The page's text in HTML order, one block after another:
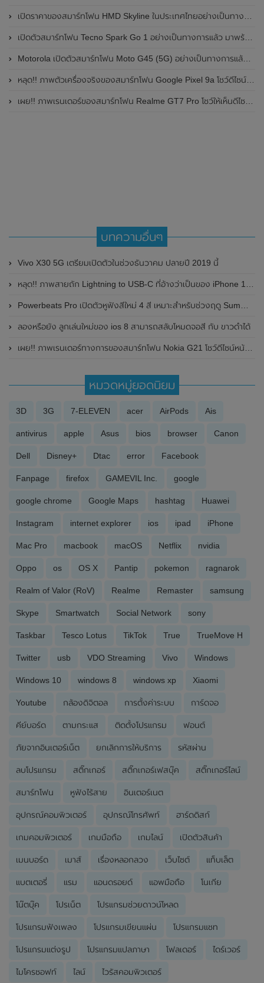
เปิดราคาของสมาร์ทโฟน HMD Skyline ในประเทศไทยอย่างเป็นทางการแล้ว ราคา 14,990 บาท
เปิดตัวสมาร์ทโฟน Tecno Spark Go 1 อย่างเป็นทางการแล้ว มาพร้อมหน้าจอแสดงผล LCD / 120Hz , แบตเตอรี่ 5,000mAh และใช้ชิปเซ็ต Unisoc
Motorola เปิดตัวสมาร์ทโฟน Moto G45 (5G) อย่างเป็นทางการแล้วในอินเดีย
หลุด!! ภาพตัวเครื่องจริงของสมาร์ทโฟน Google Pixel 9a โชว์ดีไซน์ใหม่ กล้องหลังแบนราบ ไม่มีกรอบของกล้องแล้ว
เผย!! ภาพเรนเดอร์ของสมาร์ทโฟน Realme GT7 Pro โชว์ให้เห็นดีไซน์ใหม่ พร้อมเผยรายละเอียดสเปกที่สำคัญบางส่วน
บทความอื่นๆ
Vivo X30 5G เตรียมเปิดตัวในช่วงธันวาคม ปลายปี 2019 นี้
หลุด!! ภาพสายถัก Lightning to USB-C ที่อ้างว่าเป็นของ iPhone 12 โชว์ให้เห็นกันแบบชัดๆ
Powerbeats Pro เปิดตัวหูฟังสีใหม่ 4 สี เหมาะสำหรับช่วงฤดู Summer นี้
ลองหรือยัง ลูกเล่นใหม่ของ ios 8 สามารถสลับโหมดจอสี กับ ขาวดำได้
เผย!! ภาพเรนเดอร์ทางการของสมาร์ทโฟน Nokia G21 โชว์ดีไซน์หน้าจอทรงหยดน้ำ , กล้องหลัง 3 ตัว และมาพร้อมชิปเซ็ต Unisoc T606
หมวดหมู่ยอดนิยม
3D 3G 7-ELEVEN acer AirPods Ais
antivirus apple Asus bios browser Canon
Dell Disney+ Dtac error Facebook
Fanpage firefox GAMEVIL Inc. google
google chrome Google Maps hashtag Huawei
Instagram internet explorer ios ipad iPhone
Mac Pro macbook macOS Netflix nvidia
Oppo os OS X Pantip pokemon ragnarok
Realm of Valor (RoV) Realme Remaster samsung
Skype Smartwatch Social Network sony
Taskbar Tesco Lotus TikTok True TrueMove H
Twitter usb VDO Streaming Vivo Windows
Windows 10 windows 8 windows xp Xiaomi
Youtube กล้องดิจิตอล การตั้งค่าระบบ การ์ดจอ
คีย์บอร์ด ตามกระแส ติดตั้งโปรแกรม ฟอนต์
ภัยจากอินเตอร์เน็ต ยกเลิกการให้บริการ รหัสผ่าน
ลบโปรแกรม สติ๊กเกอร์ สติ๊กเกอร์เฟสบุ๊ค สติ๊กเกอร์ไลน์
สมาร์ทโฟน หูฟังไร้สาย อินเตอร์เนต
อุปกรณ์คอมพิวเตอร์ อุปกรณ์โทรศัพท์ ฮาร์ดดิสก์
เกมคอมพิวเตอร์ เกมมือถือ เกมไลน์ เปิดตัวสินค้า
เมนบอร์ด เมาส์ เรื่องหลอกลวง เว็บไซต์ แท็บเล็ต
แบตเตอรี่ แรม แอนดรอยด์ แอพมือถือ โนเกีย
โน๊ตบุ๊ค โปรเน็ต โปรแกรมช่วยดาวน์โหลด
โปรแกรมฟังเพลง โปรแกรมเขียนแผ่น โปรแกรมแชท
โปรแกรมแต่งรูป โปรแกรมแปลภาษา โฟลเดอร์ ไดร์เวอร์
ไมโครซอฟท์ ไลน์ ไวรัสคอมพิวเตอร์